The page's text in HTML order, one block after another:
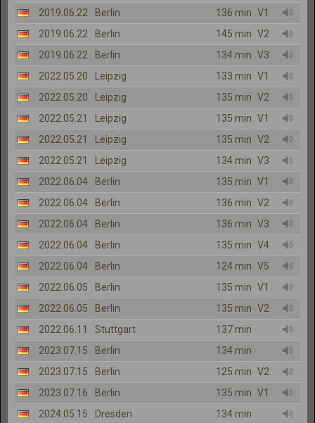
2019.06.22
Berlin 136 min V1
2019.06.22
Berlin 145 min V2
2019.06.22
Berlin 134 min V3
2022.05.20
Leipzig 133 min V1
2022.05.20
Leipzig 135 min V2
2022.05.21
Leipzig 135 min V1
2022.05.21
Leipzig 135 min V2
2022.05.21
Leipzig 134 min V3
2022.06.04
Berlin 135 min V1
2022.06.04
Berlin 136 min V2
2022.06.04
Berlin 136 min V3
2022.06.04
Berlin 135 min V4
2022.06.04
Berlin 124 min V5
2022.06.05
Berlin 135 min V1
2022.06.05
Berlin 135 min V2
2022.06.11
Stuttgart
137 min
2023.07.15
Berlin
134 min
2023.07.15
Berlin 125 min V2
2023.07.16
Berlin 135 min V1
2024.05.15
Dresden
134 min